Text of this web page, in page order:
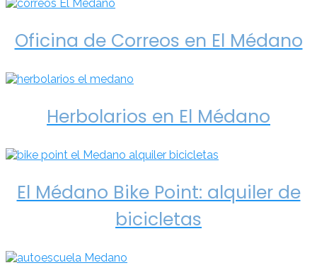
Oficina de Correos en El Médano
Herbolarios en El Médano
El Médano Bike Point: alquiler de
bicicletas